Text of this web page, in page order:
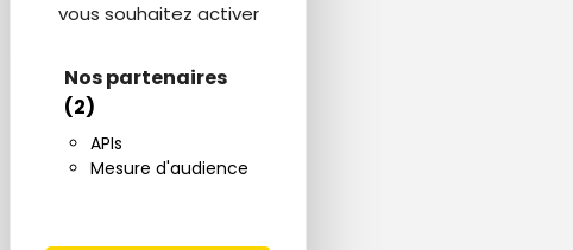
vous souhaitez activer
Nos partenaires
(2)
APIs
Mesure d'audience